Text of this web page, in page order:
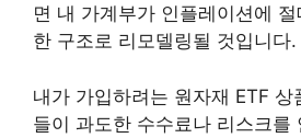
면 내 가계부가 인플레이션에
한 구조로 리모델링될 것입니다.
내가 가입하려는 원자재 ETF
들이 과도한 수수료나 리스크를